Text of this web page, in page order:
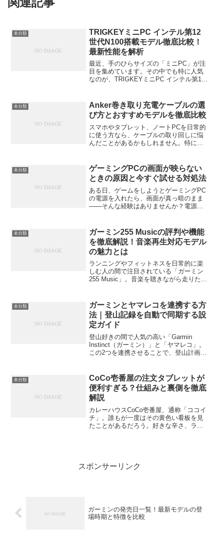
未分類
TRIGKEYミニPC インテル第12
世代N100搭載モデル徹底比較！
最新性能を解析
最近、手のひらサイズの「ミニPC」が注
目を集めています。その中でも特に人気
なのが、TRIGKEYミニPC インテル第12
もサクサク動く」──そんな口コミが広が
り、コ...
未分類
Anker巻き取り充電ケーブルの選
び方とおすすめモデルを徹底比較
スマホやタブレット、ノートPCを日常的
に使う方なら、ケーブルの取り回しに悩
んだことがあるかもしれません。特に、
な問題を解決してくれるのが、**Anker
PowerLi...
未分類
ゲーミングPCの画面が映らない
ときの原因と今すぐ試せる対処法
ある日、ゲームをしようとゲーミングPC
の電源を入れたら、画面が真っ暗のまま
――そんな経験はありませんか？電源ラ
が不機嫌になったようなこの状態、実は
意外とシンプルな原因...
未分類
ガーミン255 Musicの評判や機能
を徹底解説！音楽再生対応モデル
の魅力とは
ランニングやフィットネスを日常的に楽
しむ人の間で注目されている「ガーミン
255 Music」。音楽を聴きながら走りた
このモデルです。この記事では、実際の
評判や使い勝手、...
未分類
ガーミンとヤマレコを連携する方
法｜登山記録を自動で同期する設
定ガイド
登山好きの間で人気の高い「Garmin
Instinct（ガーミン）」と「ヤマレコ」。
この2つを連携させることで、登山計画の
す。この記事では、初心者でも迷わずで
きるように...
未分類
CoCo壱番屋の注文タブレットが
便利すぎる？仕組みと裏側を徹底
解説
カレーハウスCoCo壱番屋、通称「ココイ
チ」。誰もが一度はその黄色い看板を見
たことがあるだろう。好きな辛さ、ライ
スポンサーリンク
ガーミンの発売日一覧！最新モデルの登
場時期と特徴を比較